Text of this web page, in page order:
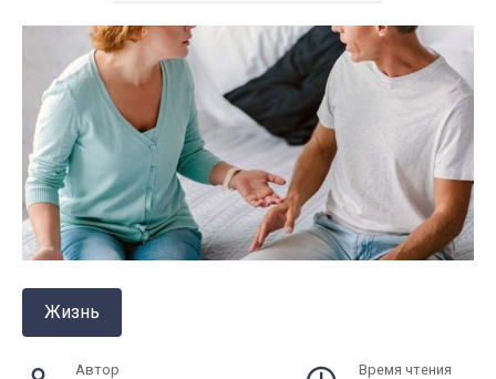
Жизнь
Автор Время чтения